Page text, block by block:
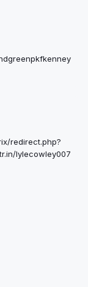
redirect.php?
lylecowley007